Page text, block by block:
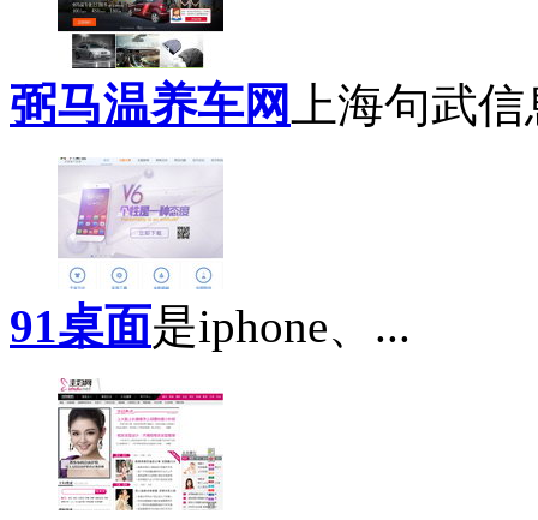
弼马温养车网 上海句武
91桌面是iphone、...